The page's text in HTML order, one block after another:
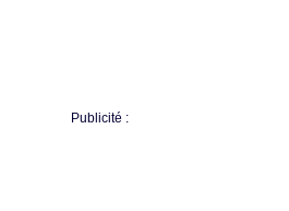
Publicité :